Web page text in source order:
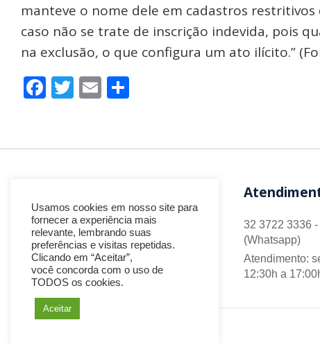
manteve o nome dele em cadastros
caso não se trate de inscrição indevida, pois
na exclusão, o que configura um ato ilícito.”
Facebook
Twitter
Email
32 3722 3336
(Whatsapp)
Atendimento:
12:30h a
Usamos cookies em nosso site para
fornecer a experiência mais
relevante, lembrando suas
preferências e visitas repetidas.
Clicando em “Aceitar”,
você concorda com o uso de
TODOS os cookies.
Aceitar